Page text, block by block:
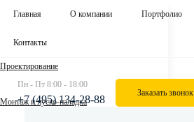
Проектирование
Монтаж и пуско-наладка
Главная О компании Портфолио
Контакты
Пн - Пт 8:00 - 18:00
+7 (495) 134-28-88
Заказать звонок